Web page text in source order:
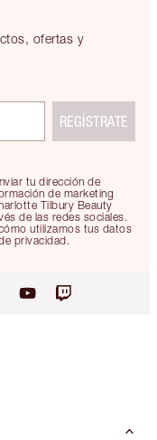
ofertas y
tu dirección de
de marketing
Tilbury Beauty
de las redes sociales.
utilizamos tus datos
privacidad.
REGÍSTRATE